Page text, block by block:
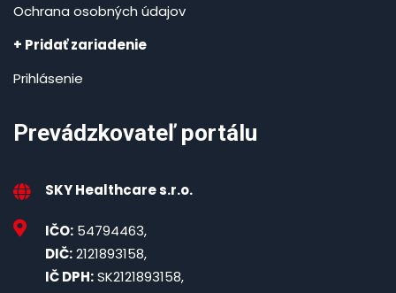
Ochrana osobných údajov
+ Pridať zariadenie
Prihlásenie
Prevádzkovateľ portálu
SKY Healthcare s.r.o.
IČO: 54794463,
DIČ:2121893158,
IČ DPH:SK2121893158,